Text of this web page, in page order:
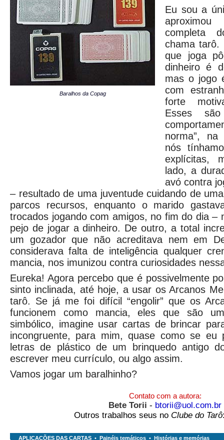
Baralhos da Copag
Eu sou a
completa
chama tarô.
que joga
dinheiro é
mas o jogo
com
forte
Esses
norma”,
nós
explícitas,
lado, a
avó contra
– resultado de uma juventude cuidando de
parcos recursos, enquanto o marido
trocados jogando com amigos, no fim do dia –
pejo de jogar a dinheiro. De outro, a total
um gozador que não acreditava nem em
considerava falta de inteligência qualquer
mancia, nos imunizou contra curiosidades
Eureka! Agora percebo que é possivelmente
sinto inclinada, até hoje, a usar os Arcanos
tarô. Se já me foi difícil “engolir” que os
funcionem como mancia, eles que são
simbólico, imagine usar cartas de brincar
incongruente, para mim, quase como se eu
letras de plástico de um brinquedo antigo
escrever meu currículo, ou algo assim.
Vamos jogar um baralhinho?
Contato com a autora:
Bete Torii - btorii@uol.com.br
Outros trabalhos seus no Clube do Tarô
APLICAÇÕES DAS CARTAS • Painéis temáticos • Histórias e memórias